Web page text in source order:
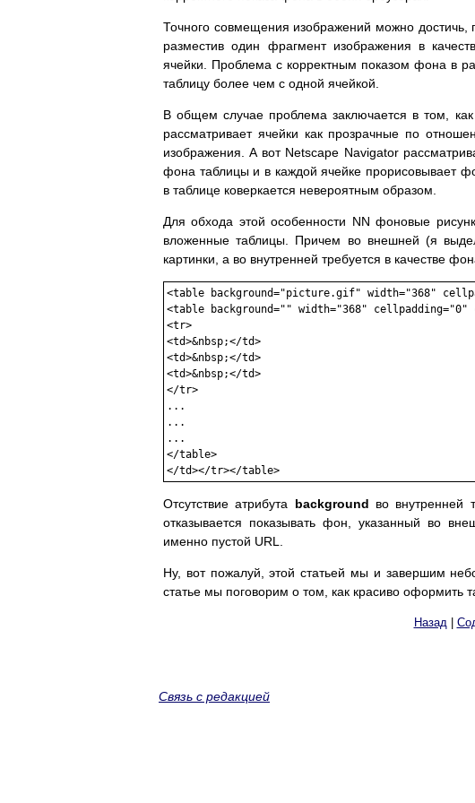
Точного совмещения изображений можно достичь,
разместив один фрагмент изображения в
ячейки. Проблема с корректным показом фона в
таблицу более чем с одной ячейкой.
В общем случае проблема заключается в том,
рассматривает ячейки как прозрачные по
изображения. А вот Netscape Navigator
фона таблицы и в каждой ячейке прорисовывает
в таблице коверкается невероятным образом.
Для обхода этой особенности NN фоновые
вложенные таблицы. Причем во внешней (я
картинки, а во внутренней требуется в качестве
<table background="picture.gif" width="368"
<table background="" width="368" cellpadding="0"
<tr>
<td>&nbsp;</td>
<td>&nbsp;</td>
<td>&nbsp;</td>
</tr>
...
...
...
</table>
Отсутствие атрибута background во внутренней
отказывается показывать фон, указанный во
именно пустой URL.
Ну, вот пожалуй, этой статьей мы и завершим
статье мы поговорим о том, как красиво оформить
Назад|
Связь с редакцией